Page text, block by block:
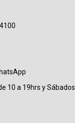
10 a 19hrs y Sábados